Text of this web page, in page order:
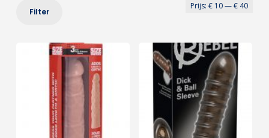
Filter
Prijs:€ 10—€ 40